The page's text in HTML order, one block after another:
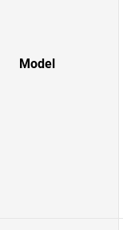
Model